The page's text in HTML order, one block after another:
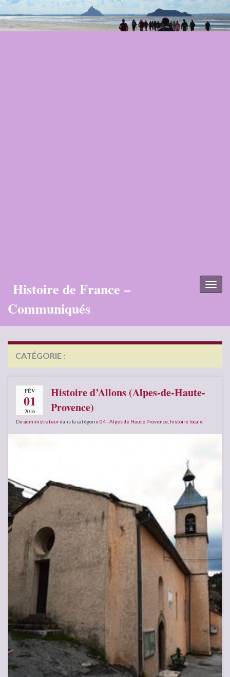
Histoire de France –
Communiqués
CATÉGORIE :
FÉV
01
2016
Histoire d’Allons (Alpes-de-Haute-
Provence)
Deadministrateurdans la catégorie04 - Alpes de Haute Provence histoire locale